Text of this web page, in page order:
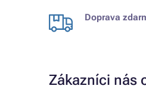
Doprava
Zákazníci nás